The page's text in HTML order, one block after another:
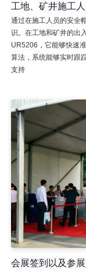
工地、矿井施工
通过在施工人员的安全
识。在工地和矿井的出
UR5206，它能够快速
算法，系统能够实时跟
支持
会展签到以及参